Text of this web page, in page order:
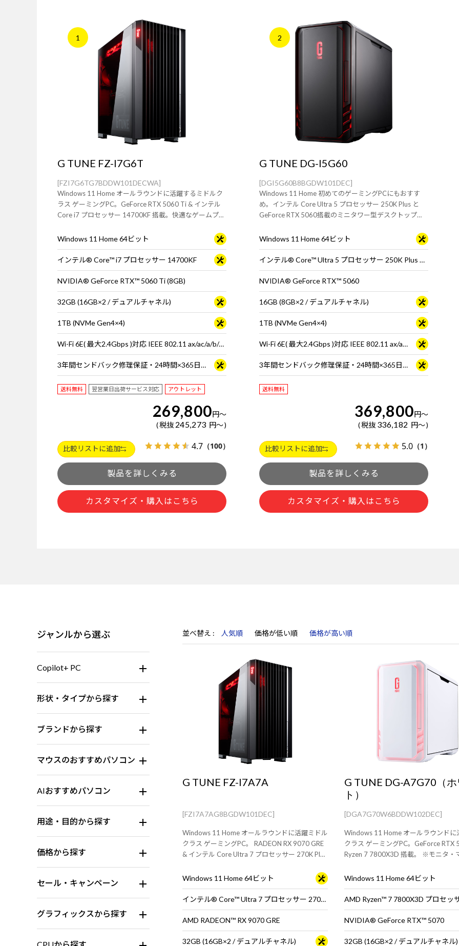
1
G TUNE FZ-I7G6T
[FZI7G6TG7BDDW101DECWA]
Windows 11 Home オールラウンドに活躍するミドルク
ラス ゲーミングPC。GeForce RTX 5060 Ti & インテル
Core i7 プロセッサー 14700KF 搭載。快適なゲームプレ
Windows 11 Home 64ビット
インテル® Core™ i7 プロセッサー 14700KF
NVIDIA® GeForce RTX™ 5060 Ti (8GB)
32GB (16GB×2 / デュアルチャネル)
1TB (NVMe Gen4×4)
Wi-Fi 6E( 最大2.4Gbps )対応 IEEE 802.11 ax/ac/a/b/g/n準拠 ＋ Bluetooth 5内蔵
3年間センドバック修理保証・24時間×365日電話サポート
送料無料 翌営業日出荷サービス対応 アウトレット
269,800円～
税抜 245,273 円～
比較リストに追加 4.7 （100）
製品を詳しくみる
カスタマイズ・購入はこちら
2
G TUNE DG-I5G60
[DGI5G60B8BGDW101DEC]
Windows 11 Home 初めてのゲーミングPCにもおすす
め。インテル Core Ultra 5 プロセッサー 250K Plus と
GeForce RTX 5060搭載のミニタワー型デスクトップ
Windows 11 Home 64ビット
インテル® Core™ Ultra 5 プロセッサー 250K Plus ※65W動作
NVIDIA® GeForce RTX™ 5060
16GB (8GB×2 / デュアルチャネル)
1TB (NVMe Gen4×4)
Wi-Fi 6E( 最大2.4Gbps )対応 IEEE 802.11 ax/ac/a/b/g/n準拠 ＋ Bluetooth 5内蔵
3年間センドバック修理保証・24時間×365日電話サポート
送料無料
369,800円～
税抜 336,182 円～
比較リストに追加 5.0 （1）
製品を詳しくみる
カスタマイズ・購入はこちら
ジャンルから選ぶ
Copilot+ PC
形状・タイプから探す
ブランドから探す
マウスのおすすめパソコン
AIおすすめパソコン
用途・目的から探す
価格から探す
セール・キャンペーン
グラフィックスから探す
並べ替え 人気順 価格が低い順 価格が高い順
G TUNE FZ-I7A7A
[FZI7A7AG8BGDW101DEC]
Windows 11 Home オールラウンドに活躍ミドル
クラス ゲーミングPC。 RADEON RX 9070 GRE
& インテル Core Ultra 7 プロセッサー 270K Plus
です。
Windows 11 Home 64ビット
インテル® Core™ Ultra 7 プロセッサー 270K Plus
AMD RADEON™ RX 9070 GRE
32GB (16GB×2 / デュアルチャネル)
G TUNE DG-A7G70（
ト）
[DGA7G70W6BDDW102DEC]
Windows 11 Home オールラウンドに
クラス ゲーミングPC。GeForce RTX
Ryzen 7 7800X3D 搭載。 ※モニタ・
Windows 11 Home 64ビット
AMD Ryzen™ 7 7800X3D プロセッ
NVIDIA® GeForce RTX™ 5070
32GB (16GB×2 / デュアルチャネル)